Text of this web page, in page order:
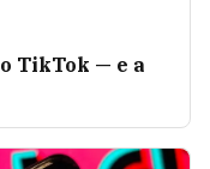
TikTok — e a